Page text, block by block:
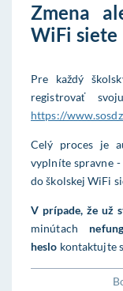
Zmena
WiFi siete
Pre každý
registrovať
https://
Celý proces je
vyplníte spravne
do školskej WiFi
V prípade, že už
minútach
heslo kontaktujte